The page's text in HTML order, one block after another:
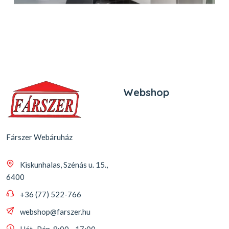
Fárszer Webáruház
Kiskunhalas, Szénás u. 15.,
6400
+36 (77) 522-766
webshop@farszer.hu
Webshop